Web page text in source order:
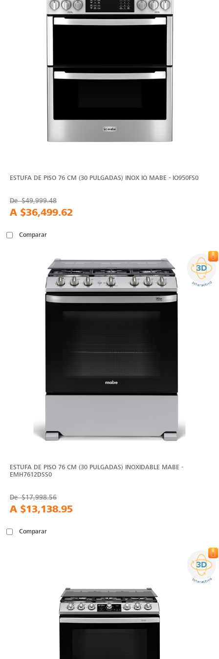
ESTUFA DE PISO 76 CM (30 PULGADAS) INOX IO MABE - IO950FS0
De$49,999.48
A $36,499.62
Comparar
ESTUFA DE PISO 76 CM (30 PULGADAS) INOXIDABLE MABE -
EMH7612DSS0
De$17,998.56
A $13,138.95
Comparar